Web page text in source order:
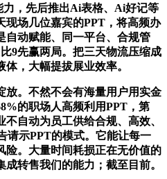
，先后推出Ai表格、Ai好记等
现场几位嘉宾的PPT，将高频办
自动赋能、同一平台、合规管
9先赢两局。把三天物流压缩成
，大幅提拔展业效率。
。不然不会有海量用户用实金
的职场人高频利用PPT，第
自动为员工供给合规、高效、
请示PPT的模式。它能让每一
险。大量时间耗损正在无价值的
转售我们的能力；截至目前。